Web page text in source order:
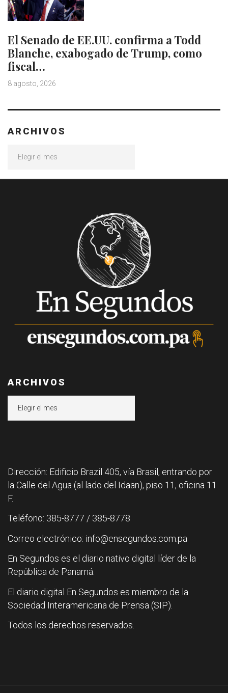
El Senado de EE.UU. confirma a Todd
Blanche, exabogado de Trump, como
fiscal…
8 agosto, 2026
ARCHIVOS
ARCHIVOS
Dirección: Edificio Brazil 405, vía Brasil, entrando por
la Calle del Agua (al lado del Idaan), piso 11, oficina 11
F.
Teléfono: 385-8777 / 385-8778
Correo electrónico: info@ensegundos.com.pa
En Segundos es el diario nativo digital líder de la
República de Panamá.
El diario digital En Segundos es miembro de la
Sociedad Interamericana de Prensa (SIP).
Todos los derechos reservados.